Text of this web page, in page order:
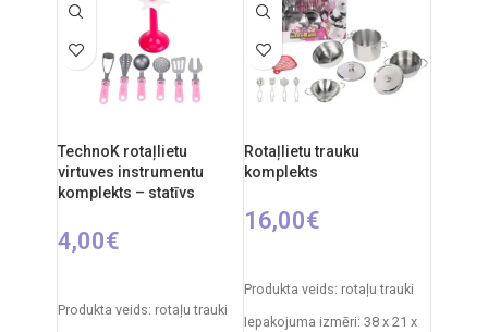
Ieteicamais vecums: no 3
gadiem.
TechnoK rotaļlietu
virtuves instrumentu
komplekts – statīvs
4,00€
Produkta veids: rotaļu trauki
Rotaļlietu trauku
komplekts
16,00€
Produkta veids: rotaļu trauki
Iepakojuma izmēri: 38 x 21 x